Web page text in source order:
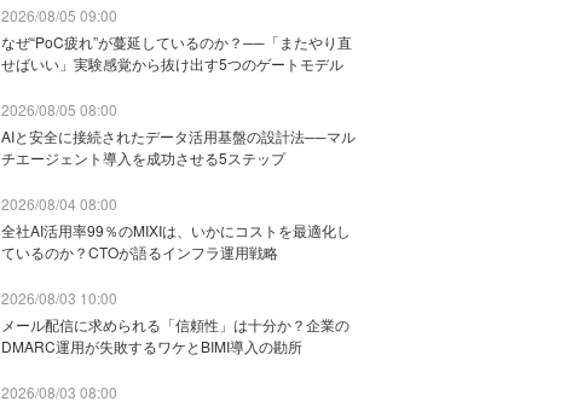
2026/08/05 09:00
なぜ“PoC疲れ”が蔓延しているのか？──「またやり直
せばいい」実験感覚から抜け出す5つのゲートモデル
2026/08/05 08:00
AIと安全に接続されたデータ活用基盤の設計法──マル
チエージェント導入を成功させる5ステップ
2026/08/04 08:00
全社AI活用率99％のMIXIは、いかにコストを最適化し
ているのか？CTOが語るインフラ運用戦略
2026/08/03 10:00
メール配信に求められる「信頼性」は十分か？企業の
DMARC運用が失敗するワケとBIMI導入の勘所
2026/08/03 08:00